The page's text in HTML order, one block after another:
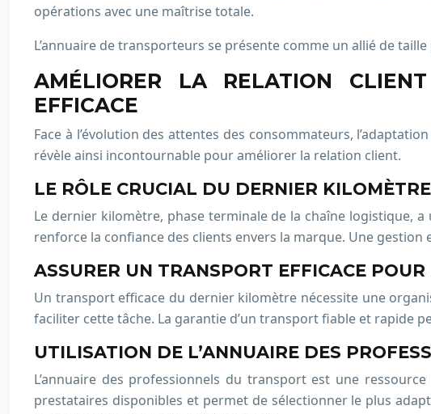
opérations avec une maîtrise totale.
L’annuaire de transporteurs se présente comme un allié de
AMÉLIORER LA RELATION
EFFICACE
Face à l’évolution des attentes des consommateurs,
révèle ainsi incontournable pour améliorer la relation client.
LE RÔLE CRUCIAL DU DERNIER
Le dernier kilomètre, phase terminale de la chaîne logistique,
renforce la confiance des clients envers la marque. Une
ASSURER UN TRANSPORT EFFICACE
Un transport efficace du dernier kilomètre nécessite une
faciliter cette tâche. La garantie d’un transport fiable et rapide
UTILISATION DE L’ANNUAIRE DES
L’annuaire des professionnels du transport est une
prestataires disponibles et permet de sélectionner le plus